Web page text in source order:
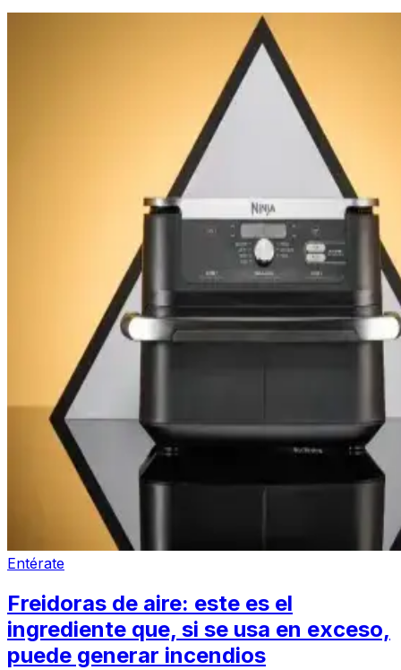
Entérate
Freidoras de aire: este es el
ingrediente que, si se usa en exceso,
puede generar incendios